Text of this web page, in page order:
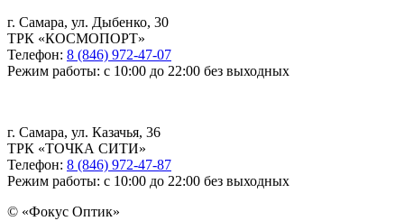
г. Самара, ул. Дыбенко, 30
ТРК «КОСМОПОРТ»
Телефон: 8 (846) 972-47-07
Режим работы: с 10:00 до 22:00 без выходных
г. Самара, ул. Казачья, 36
ТРК «ТОЧКА СИТИ»
Телефон: 8 (846) 972-47-87
Режим работы: с 10:00 до 22:00 без выходных
© «Фокус Оптик»